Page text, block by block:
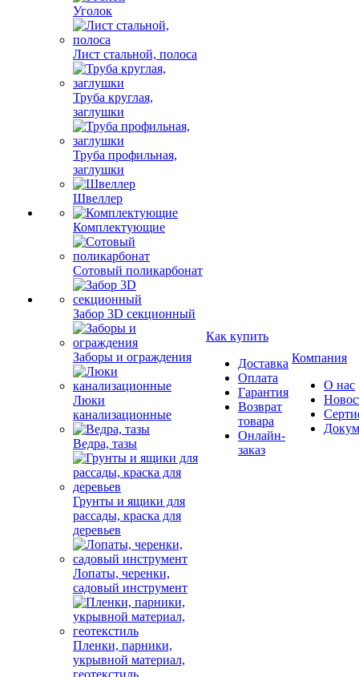
Уголок
Лист стальной, полоса
Труба круглая,
заглушки
Труба профильная,
заглушки
Швеллер
Комплектующие
Сотовый поликарбонат
Забор 3D секционный
Заборы и ограждения
Люки
канализационные
Ведра, тазы
Грунты и ящики для
рассады, краска для
деревьев
Лопаты, черенки,
садовый инструмент
Пленки, парники,
укрывной материал,
геотекстиль
Как купить
Доставка
Оплата
Гарантия
Возврат
товара
Онлайн-
заказ
Компания
О нас